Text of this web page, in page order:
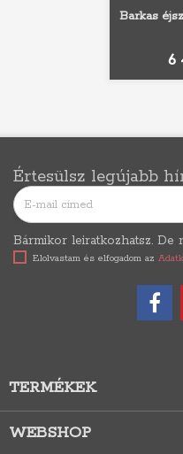
Barkas
6
Értesülsz legújabb
Bármikor leiratkozhatsz. De
Elolvastam és elfogadom az
TERMÉKEK
WEBSHOP